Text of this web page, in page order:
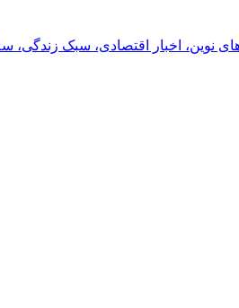
نوین، اخبار اقتصادی، سبک زندگی،